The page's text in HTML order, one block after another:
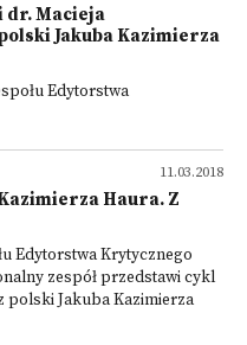
dr. Macieja
Jakuba Kazimierza
Edytorstwa
11.03.2018
Haura. Z
Edytorstwa Krytycznego
zespół przedstawi cykl
polski Jakuba Kazimierza